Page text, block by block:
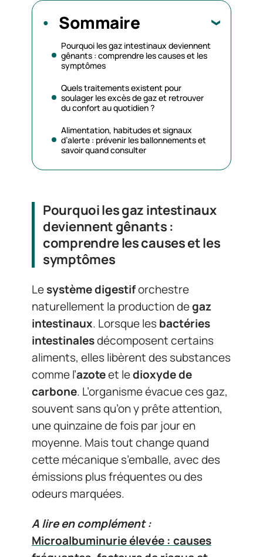
Sommaire
Pourquoi les gaz intestinaux deviennent
gênants : comprendre les causes et les
symptômes
Quels traitements existent pour
soulager les excès de gaz et retrouver
du confort au quotidien ?
Alimentation, habitudes et signaux
d’alerte : prévenir les ballonnements et
savoir quand consulter
Pourquoi les gaz intestinaux
deviennent gênants :
comprendre les causes et les
symptômes
Lesystème digestiforchestre
naturellement la production degaz
intestinaux. Lorsque lesbactéries
intestinalesdécomposent certains
aliments, elles libèrent des substances
comme l’azoteet ledioxyde de
carbone. L’organisme évacue ces gaz,
souvent sans qu’on y prête attention,
une quinzaine de fois par jour en
moyenne. Mais tout change quand
cette mécanique s’emballe, avec des
émissions plus fréquentes ou des
odeurs marquées.
A lire en complément :
Microalbuminurie élevée : causes